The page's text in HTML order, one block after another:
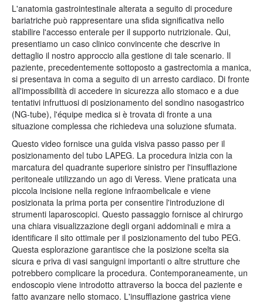
L'anatomia gastrointestinale alterata a seguito di procedure
bariatriche può rappresentare una sfida significativa nello
stabilire l'accesso enterale per il supporto nutrizionale. Qui,
presentiamo un caso clinico convincente che descrive in
dettaglio il nostro approccio alla gestione di tale scenario. Il
paziente, precedentemente sottoposto a gastrectomia a manica,
si presentava in coma a seguito di un arresto cardiaco. Di fronte
all'impossibilità di accedere in sicurezza allo stomaco e a due
tentativi infruttuosi di posizionamento del sondino nasogastrico
(NG-tube), l'équipe medica si è trovata di fronte a una
situazione complessa che richiedeva una soluzione sfumata.
Questo video fornisce una guida visiva passo passo per il
posizionamento del tubo LAPEG. La procedura inizia con la
marcatura del quadrante superiore sinistro per l'insufflazione
peritoneale utilizzando un ago di Veress. Viene praticata una
piccola incisione nella regione infraombelicale e viene
posizionata la prima porta per consentire l'introduzione di
strumenti laparoscopici. Questo passaggio fornisce al chirurgo
una chiara visualizzazione degli organi addominali e mira a
identificare il sito ottimale per il posizionamento del tubo PEG.
Questa esplorazione garantisce che la posizione scelta sia
sicura e priva di vasi sanguigni importanti o altre strutture che
potrebbero complicare la procedura. Contemporaneamente, un
endoscopio viene introdotto attraverso la bocca del paziente e
fatto avanzare nello stomaco. L'insufflazione gastrica viene